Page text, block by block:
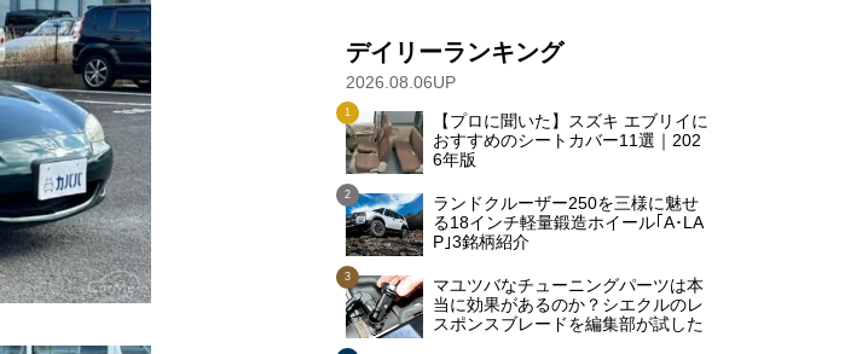
デイリーランキング
2026.08.06UP
【プロに聞いた】スズキ エブリイに
おすすめのシートカバー11選｜202
6年版
ランドクルーザー250を三様に魅せ
る18インチ軽量鍛造ホイール｢A･LA
P｣3銘柄紹介
マユツバなチューニングパーツは本
当に効果があるのか？シエクルのレ
スポンスブレードを編集部が試した